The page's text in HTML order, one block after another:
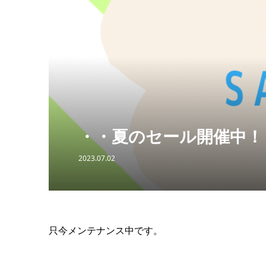
・・夏のセール開催中
2023.07.02
只今メンテナンス中です。